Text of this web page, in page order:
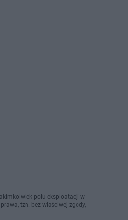
polu eksploatacji w
tzn. bez właściwej zgody,